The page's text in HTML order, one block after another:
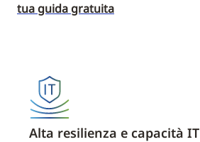
tua guida gratuita
Alta resilienza e capacità IT